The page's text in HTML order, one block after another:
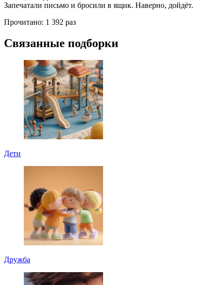
Запечатали письмо и бросили в ящик. Наверно, дойдёт.
Прочитано: 1 392 раз
Связанные подборки
Дети
Дружба